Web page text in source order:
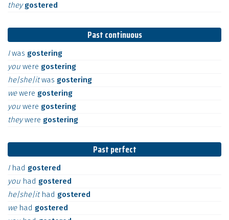
theygostered
Past continuous
Iwas gostering
you were gostering
he|she|itwas gostering
wewere gostering
you were gostering
theywere gostering
Past perfect
I had gostered
you had gostered
he|she|it had gostered
we had gostered